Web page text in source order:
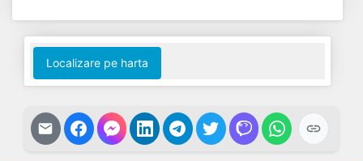
End of interactive chart.
Localizare pe harta